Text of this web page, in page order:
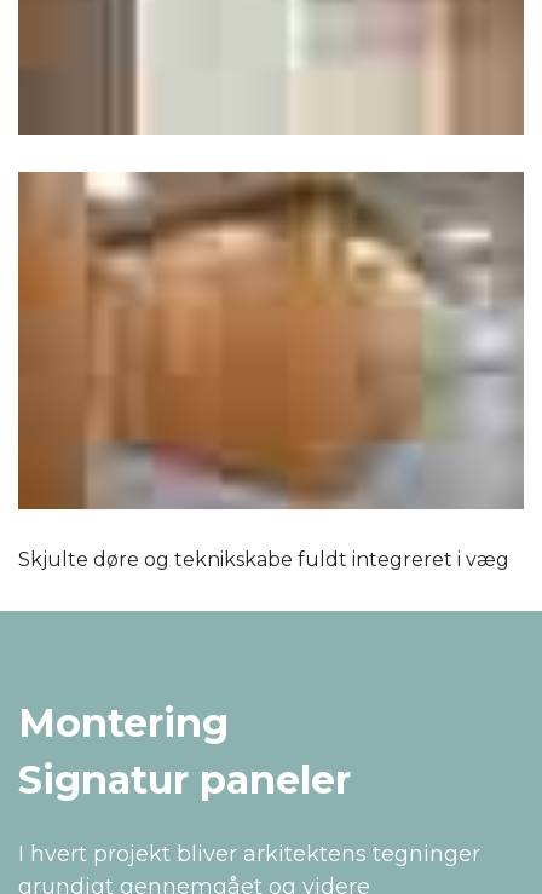
Skjulte døre og teknikskabe fuldt integreret i væg
Montering
Signatur paneler
I hvert projekt bliver arkitektens tegninger
grundigt gennemgået og videre